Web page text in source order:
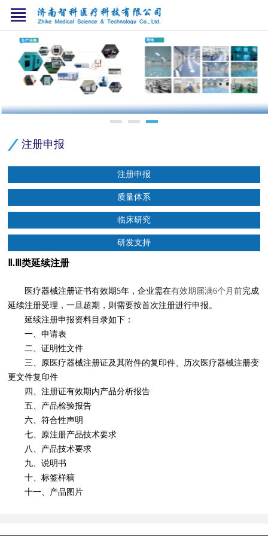
注册申报
注册申报
质量体系
临床研究
研发支持
Ⅱ.Ⅲ类延续注册
医疗器械注册证书有效期5年，企业需在有效期届满6个月前完成
延续注册受理，一旦超期，则需要按首次注册进行申报。
延续注册申报资料目录如下：
一、申请表
二、证明性文件
三、原医疗器械注册证及其附件的复印件、历次医疗器械注册变
更文件复印件
四、注册证有效期内产品分析报告
五、产品检验报告
六、符合性声明
七、原注册产品技术要求
八、产品技术要求
九、说明书
十、标签样稿
十一、产品图片